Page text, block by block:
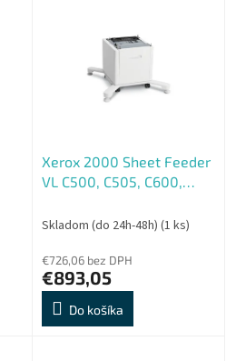
Xerox 2000 Sheet Feeder
VL C500, C505, C600,
Skladom (do 24h-48h) (1 ks)
€726,06 bez DPH
€893,05
Do košíka